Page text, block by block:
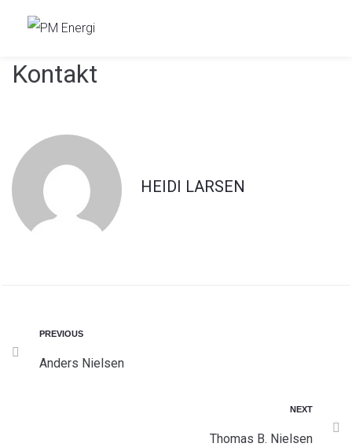
Kontakt
HEIDI LARSEN
PREVIOUS
Anders Nielsen
NEXT
Thomas B. Nielsen